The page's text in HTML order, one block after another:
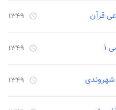
قرآن access_time ۱۳۴۹ روز قبل
۱ access_time ۱۳۴۹ روز قبل
access_time ۱۳۴۹ روز قبل